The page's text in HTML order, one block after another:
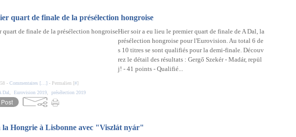
quart de finale de la présélection hongroise
Hier soir a eu lieu le premier quart de finale de A Dal, la
présélection hongroise pour l'Eurovision. Au total 6 de
s 10 titres se sont qualifiés pour la demi-finale. Découv
rez le détail des résultats : Gergő Szekér - Madár, repül
j! - 41 points - Qualifié...
- Commentaires [ ] - Permalien [#]
Dal Eurovision 2019 présélection 2019
la Hongrie à Lisbonne avec "Viszlát nyár"